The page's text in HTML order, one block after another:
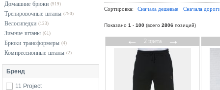
Домашние брюки (919)
Тренировочные штаны (790)
Велосипедки (123)
Зимние штаны (61)
Брюки трансформеры (4)
Компрессионные штаны (2)
Бренд
11 Project
Сортировка: Сначала дешевые Сначала
Показано 1 - 100 (всего 2806 позиций)
←2 цвета→